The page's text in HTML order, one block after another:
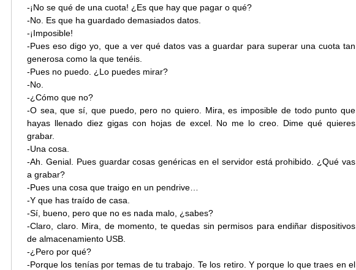
-¡No se qué de una cuota! ¿Es que hay que pagar o qué?
-No. Es que ha guardado demasiados datos.
-¡Imposible!
-Pues eso digo yo, que a ver qué datos vas a guardar para superar una cuota tan
generosa como la que tenéis.
-Pues no puedo. ¿Lo puedes mirar?
-No.
-¿Cómo que no?
-O sea, que sí, que puedo, pero no quiero. Mira, es imposible de todo punto que
hayas llenado diez gigas con hojas de excel. No me lo creo. Dime qué quieres
grabar.
-Una cosa.
-Ah. Genial. Pues guardar cosas genéricas en el servidor está prohibido. ¿Qué vas
a grabar?
-Pues una cosa que traigo en un pendrive…
-Y que has traído de casa.
-Sí, bueno, pero que no es nada malo, ¿sabes?
-Claro, claro. Mira, de momento, te quedas sin permisos para endiñar dispositivos
de almacenamiento USB.
-¿Pero por qué?
-Porque los tenías por temas de tu trabajo. Te los retiro. Y porque lo que traes en el